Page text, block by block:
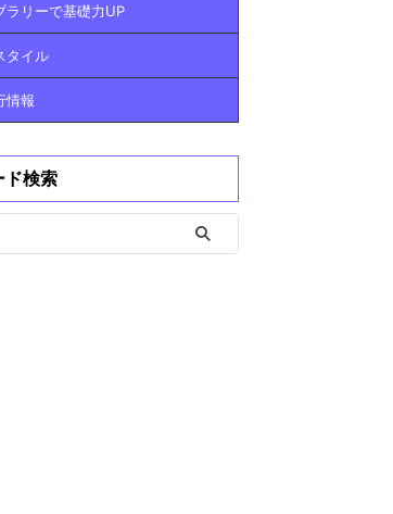
ラリーで基礎力UP
タイル
情報
ド検索